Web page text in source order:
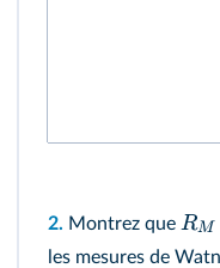
2. Montrez que RM
les mesures de